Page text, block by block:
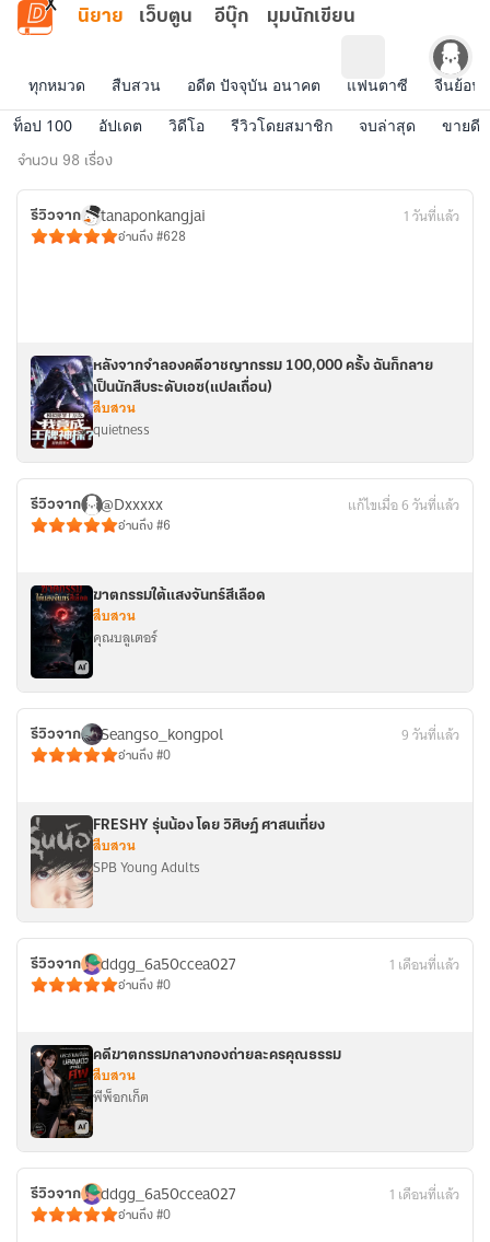
ข้ามไปยังเนื้อหาหลัก
นิยาย เว็บตูน อีบุ๊ก มุมนักเขียน
ทุกหมวด สืบสวน อดีต ปัจจุบัน อนาคต แฟนตาซี
จีนย้อน
ท็อป 100
อัปเดต วิดีโอ รีวิวโดยสมาชิก จบล่าสุด ขายดี
นิยาย
จบ
ล่าสุด
จำนวน 98 เรื่อง
รีวิวจาก tanaponkangjai 1 วันที่แล้ว
อ่านถึง #628
หลังจากจำลองคดีอาชญากรรม 100,000 ครั้ง ฉันก็กลาย
เป็นนักสืบระดับเอซ(แปลเถื่อน)
สืบสวน
quietness
รีวิวจาก @Dxxxxx แก้ไขเมื่อ 6 วันที่แล้ว
อ่านถึง #6
ฆาตกรรมใต้แสงจันทร์สีเลือด
สืบสวน
คุณบลูเตอร์
รีวิวจาก Seangso_kongpol 9 วันที่แล้ว
อ่านถึง #0
FRESHY รุ่นน้อง โดย วิศิษฏ์ ศาสนเที่ยง
สืบสวน
SPB Young Adults
รีวิวจาก ddgg_6a50ccea027 1 เดือนที่แล้ว
อ่านถึง #0
คดีฆาตกรรมกลางกองถ่ายละครคุณธรรม
สืบสวน
พีพ็อกเก็ต
รีวิวจาก ddgg_6a50ccea027 1 เดือนที่แล้ว
อ่านถึง #0